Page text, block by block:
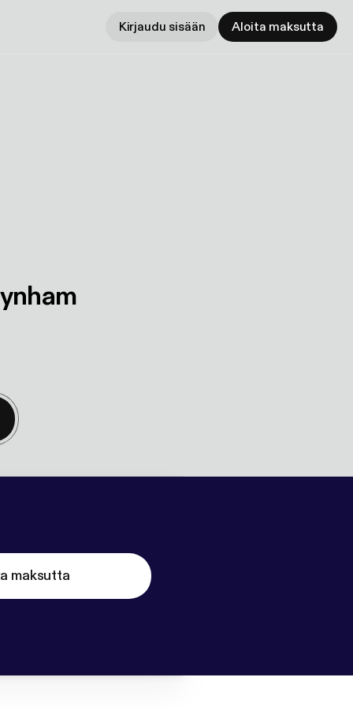
Kirjaudu sisään Aloita maksutta
maksutta